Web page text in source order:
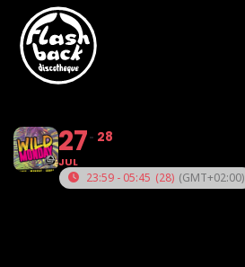
Skip to main content
27
JUL
28
23:59 - 05:45 (28) (GMT+02:00)